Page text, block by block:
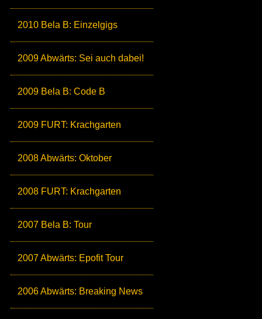
2010 Bela B: Einzelgigs
2009 Abwärts: Sei auch dabei!
2009 Bela B: Code B
2009 FURT: Krachgarten
2008 Abwärts: Oktober
2008 FURT: Krachgarten
2007 Bela B: Tour
2007 Abwärts: Epofit Tour
2006 Abwärts: Breaking News